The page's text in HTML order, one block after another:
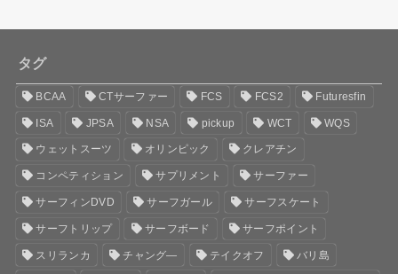
タグ
BCAA CTサーファー FCS FCS2 Futuresfin
ISA JPSA NSA pickup WCT WQS
ウェットスーツ オリンピック クレアチン
コンペティション サプリメント サーファー
サーフィンDVD サーフガール サーフスケート
サーフトリップ サーフボード サーフポイント
スリランカ チャング― テイクオフ バリ島